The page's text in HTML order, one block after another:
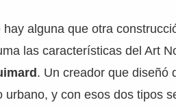
alguna que otra
las características del Art
. Un creador que diseñó
y con esos dos tipos